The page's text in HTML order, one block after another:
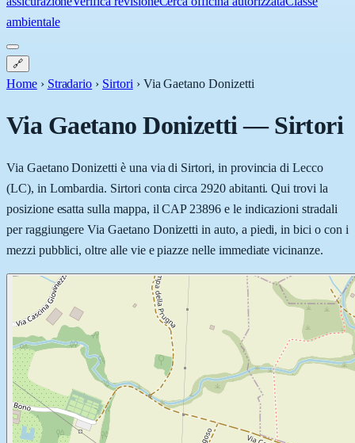
ambientale
🔗
Home › Stradario › Sirtori › Via Gaetano Donizetti
Via Gaetano Donizetti—Sirtori
Via Gaetano Donizetti è una via di Sirtori, in provincia di Lecco
(LC), in Lombardia. Sirtori conta circa 2920 abitanti. Qui trovi la
posizione esatta sulla mappa, il CAP 23896 e le indicazioni stradali
per raggiungere Via Gaetano Donizetti in auto, a piedi, in bici o con i
mezzi pubblici, oltre alle vie e piazze nelle immediate vicinanze.